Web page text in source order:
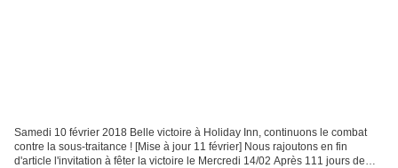
Samedi 10 février 2018 Belle victoire à Holiday Inn, continuons le combat
contre la sous-traitance ! [Mise à jour 11 février] Nous rajoutons en fin
d'article l'invitation à fêter la victoire le Mercredi 14/02 Après 111 jours de